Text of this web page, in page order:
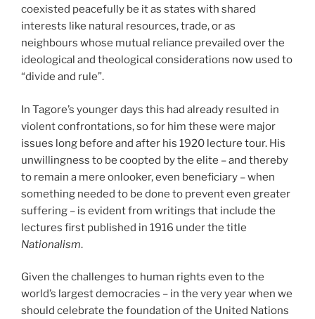
coexisted peacefully be it as states with shared
interests like natural resources, trade, or as
neighbours whose mutual reliance prevailed over the
ideological and theological considerations now used to
“divide and rule”.
In Tagore’s younger days this had already resulted in
violent confrontations, so for him these were major
issues long before and after his 1920 lecture tour. His
unwillingness to be coopted by the elite – and thereby
to remain a mere onlooker, even beneficiary – when
something needed to be done to prevent even greater
suffering – is evident from writings that include the
lectures first published in 1916 under the title
Nationalism.
Given the challenges to human rights even to the
world’s largest democracies – in the very year when we
should celebrate the foundation of the United Nations